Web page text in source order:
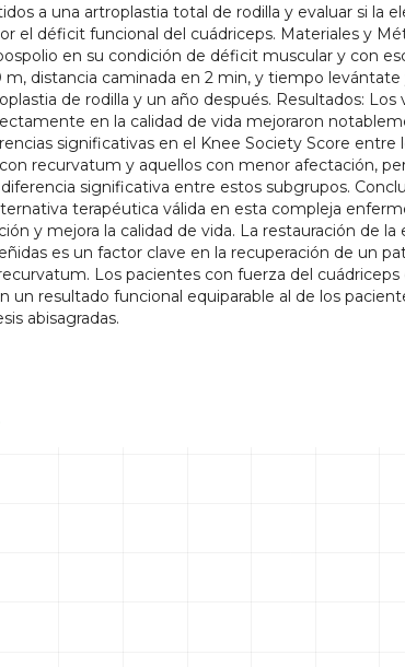
a una artroplastia total de rodilla y evaluar si la
el déficit funcional del cuádriceps. Materiales y
en su condición de déficit muscular y con
m, distancia caminada en 2 min, y tiempo levántate
de rodilla y un año después. Resultados: Los
en la calidad de vida mejoraron
significativas en el Knee Society Score
recurvatum y aquellos con menor afectación,
significativa entre estos subgrupos.
terapéutica válida en esta compleja
y mejora la calidad de vida. La restauración de
es un factor clave en la recuperación de un
Los pacientes con fuerza del cuádriceps
un resultado funcional equiparable al de los
abisagradas.